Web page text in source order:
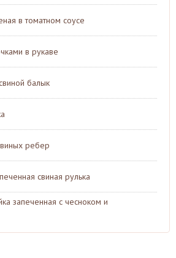
в томатном соусе
в рукаве
балык
ребер
свиная рулька
запеченная с чесноком и